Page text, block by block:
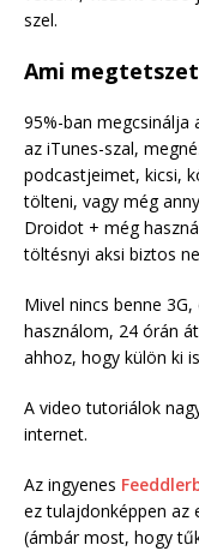
szel.
Ami
95%-ban megcsinálja
az iTunes-szal,
podcastjeimet, kicsi,
tölteni, vagy még
Droidot + még
töltésnyi aksi biztos
Mivel nincs benne
használom, 24 órán
ahhoz, hogy külön ki
A video tutoriálok
internet.
Az ingyenes
ez tulajdonképpen az
(ámbár most, hogy